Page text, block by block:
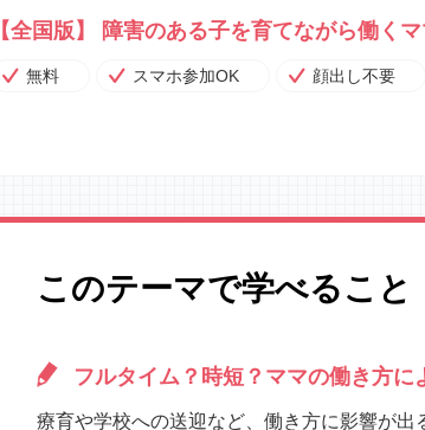
【全国版】 障害のある子を育てながら働く
無料 スマホ参加OK 顔出し不要
このテーマで学べること
フルタイム？時短？ママの働き方に
療育や学校への送迎など、働き方に影響が